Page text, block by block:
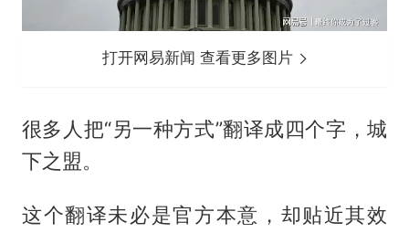
打开网易新闻 查看更多图片
很多人把“另一种方式”翻译成四个字，城
下之盟。
这个翻译未必是官方本意，却贴近其效